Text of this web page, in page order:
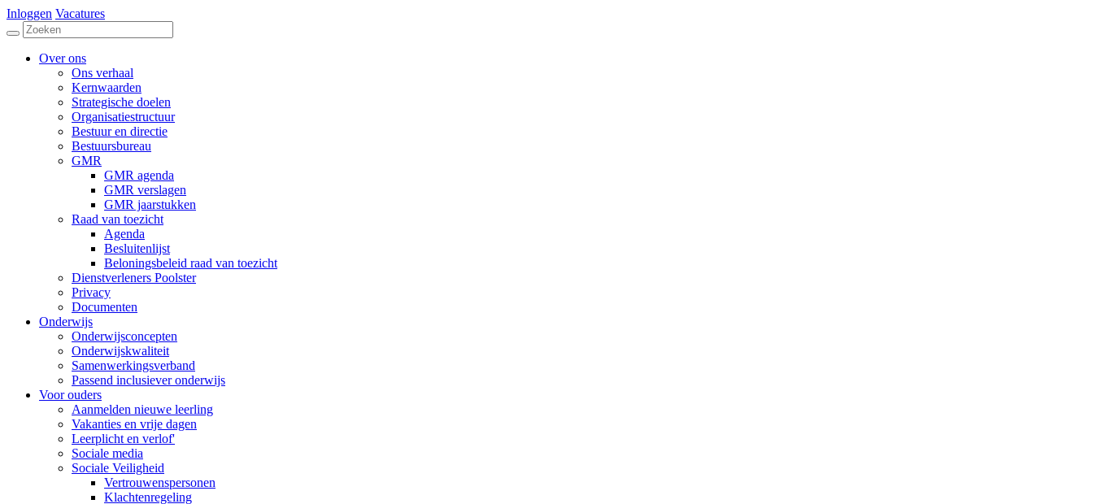
Inloggen Vacatures
Over ons
Ons verhaal
Kernwaarden
Strategische doelen
Organisatiestructuur
Bestuur en directie
Bestuursbureau
GMR
GMR agenda
GMR verslagen
GMR jaarstukken
Raad van toezicht
Agenda
Besluitenlijst
Beloningsbeleid raad van toezicht
Dienstverleners Poolster
Privacy
Documenten
Onderwijs
Onderwijsconcepten
Onderwijskwaliteit
Samenwerkingsverband
Passend inclusiever onderwijs
Voor ouders
Aanmelden nieuwe leerling
Vakanties en vrije dagen
Leerplicht en verlof'
Sociale media
Sociale Veiligheid
Vertrouwenspersonen
Klachtenregeling